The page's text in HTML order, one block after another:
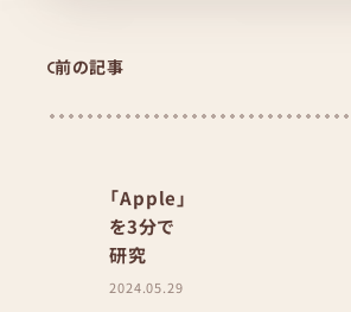
前の記事
「Apple」
を3分で
研究
2024.05.29